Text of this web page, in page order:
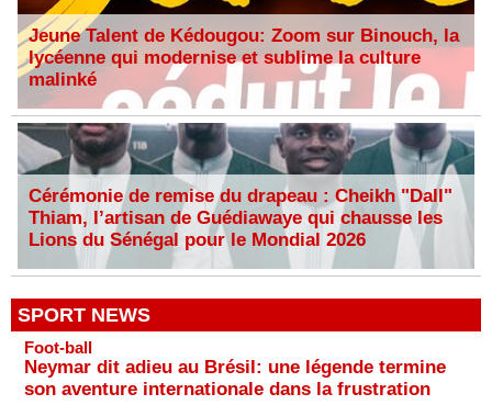
Jeune Talent de Kédougou: Zoom sur Binouch, la
lycéenne qui modernise et sublime la culture
malinké
Cérémonie de remise du drapeau : Cheikh "Dall"
Thiam, l’artisan de Guédiawaye qui chausse les
Lions du Sénégal pour le Mondial 2026
SPORT NEWS
Foot-ball
Neymar dit adieu au Brésil: une légende termine
son aventure internationale dans la frustration